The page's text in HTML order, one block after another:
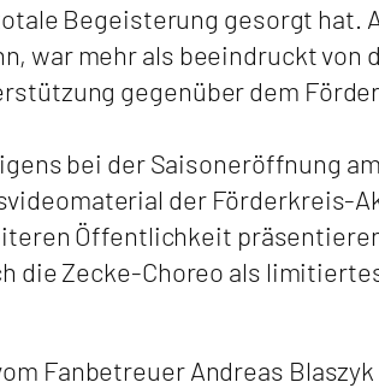
Begeisterung gesorgt
war mehr als beeindruckt
gegenüber dem
bei der Saisoneröffnung
der Förderkreis-
Öffentlichkeit
die Zecke-Choreo als
Fanbetreuer Andreas